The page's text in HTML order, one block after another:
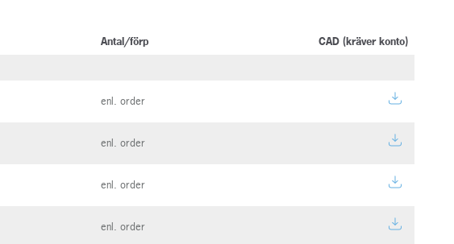
Antal/förp
CAD (kräver konto)
enl. order
enl. order
enl. order
enl. order